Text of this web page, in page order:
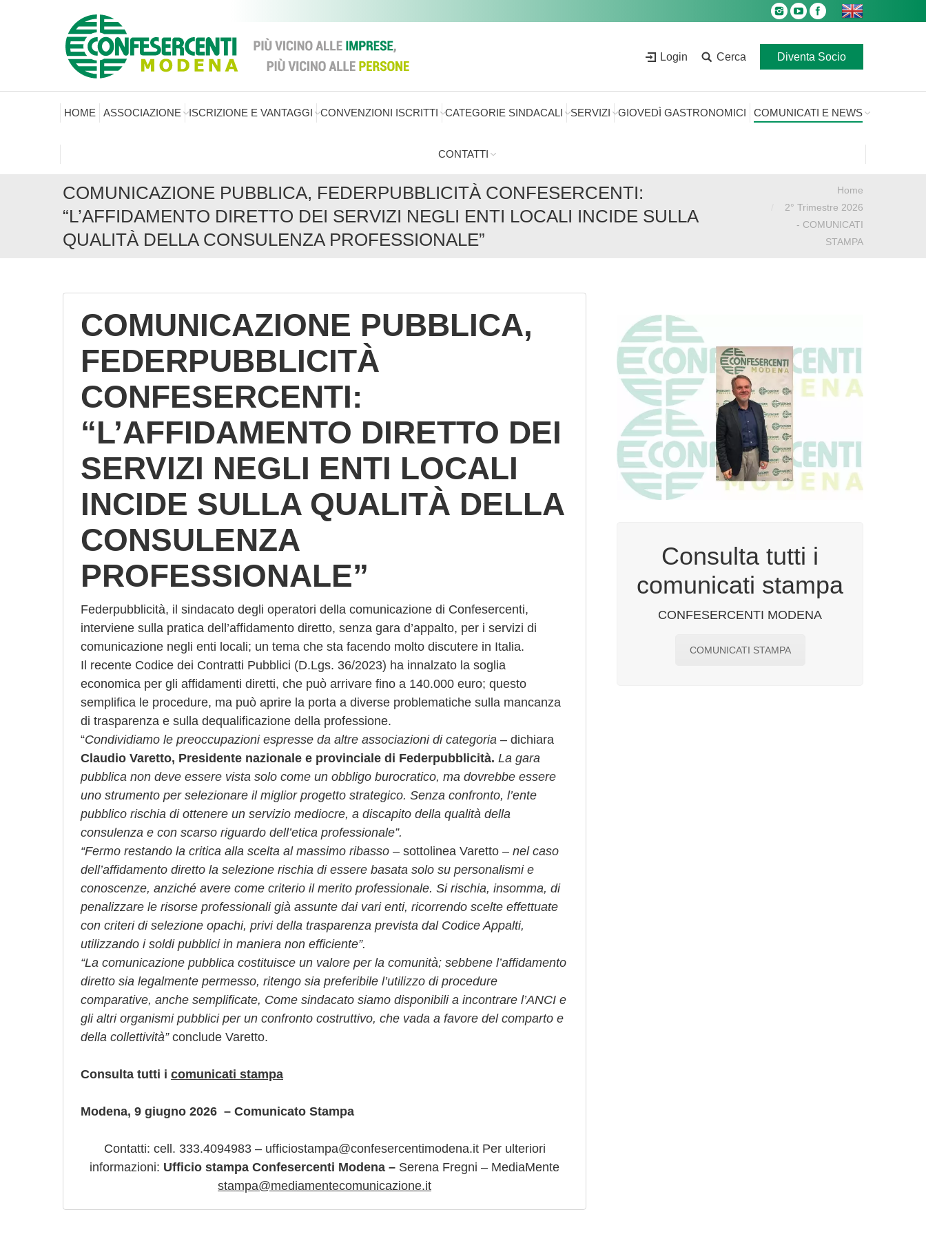
Login Cerca Diventa Socio
HOME ASSOCIAZIONE ISCRIZIONE E VANTAGGI CONVENZIONI ISCRITTI CATEGORIE SINDACALI SERVIZI GIOVEDÌ GASTRONOMICI COMUNICATI E NEWS
CONTATTI
COMUNICAZIONE PUBBLICA, FEDERPUBBLICITÀ CONFESERCENTI:
“L’AFFIDAMENTO DIRETTO DEI SERVIZI NEGLI ENTI LOCALI INCIDE SULLA
QUALITÀ DELLA CONSULENZA PROFESSIONALE”
Home
2° Trimestre 2026
- COMUNICATI
STAMPA
COMUNICAZIONE PUBBLICA,
FEDERPUBBLICITÀ
CONFESERCENTI:
“L’AFFIDAMENTO DIRETTO DEI
SERVIZI NEGLI ENTI LOCALI
INCIDE SULLA QUALITÀ DELLA
CONSULENZA
PROFESSIONALE”
Federpubblicità, il sindacato degli operatori della comunicazione di Confesercenti,
interviene sulla pratica dell’affidamento diretto, senza gara d’appalto, per i servizi di
comunicazione negli enti locali; un tema che sta facendo molto discutere in Italia.
Il recente Codice dei Contratti Pubblici (D.Lgs. 36/2023) ha innalzato la soglia
economica per gli affidamenti diretti, che può arrivare fino a 140.000 euro; questo
semplifica le procedure, ma può aprire la porta a diverse problematiche sulla mancanza
di trasparenza e sulla dequalificazione della professione.
“Condividiamo le preoccupazioni espresse da altre associazioni di categoria – dichiara
Claudio Varetto, Presidente nazionale e provinciale di Federpubblicità. La gara
pubblica non deve essere vista solo come un obbligo burocratico, ma dovrebbe essere
uno strumento per selezionare il miglior progetto strategico. Senza confronto, l’ente
pubblico rischia di ottenere un servizio mediocre, a discapito della qualità della
consulenza e con scarso riguardo dell’etica professionale”.
“Fermo restando la critica alla scelta al massimo ribasso – sottolinea Varetto – nel caso
dell’affidamento diretto la selezione rischia di essere basata solo su personalismi e
conoscenze, anziché avere come criterio il merito professionale. Si rischia, insomma, di
penalizzare le risorse professionali già assunte dai vari enti, ricorrendo scelte effettuate
con criteri di selezione opachi, privi della trasparenza prevista dal Codice Appalti,
utilizzando i soldi pubblici in maniera non efficiente”.
“La comunicazione pubblica costituisce un valore per la comunità; sebbene l’affidamento
diretto sia legalmente permesso, ritengo sia preferibile l’utilizzo di procedure
comparative, anche semplificate, Come sindacato siamo disponibili a incontrare l’ANCI e
gli altri organismi pubblici per un confronto costruttivo, che vada a favore del comparto e
della collettività”conclude Varetto.
Consulta tutti i comunicati stampa
Modena, 9 giugno 2026 – Comunicato Stampa
Contatti: cell. 333.4094983 – ufficiostampa@confesercentimodena.it Per ulteriori
informazioni: Ufficio stampa Confesercenti Modena – Serena Fregni – MediaMente
stampa@mediamentecomunicazione.it
Consulta tutti i
comunicati stampa
CONFESERCENTI MODENA
COMUNICATI STAMPA